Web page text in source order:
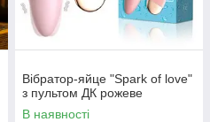
Вібратор-яйце "Spark of love"
з пультом ДК рожеве
В наявності